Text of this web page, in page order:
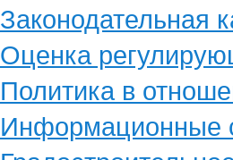
Законодательная
Оценка
Политика в
Информационные